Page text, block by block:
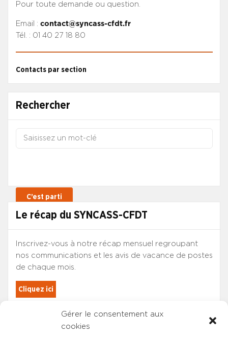
Gérer le consentement aux
cookies
Pour toute demande ou question.
Email : contact@syncass-cfdt.fr
Tél. : 01 40 27 18 80
Contacts par section
Rechercher
Le récap du SYNCASS-CFDT
Inscrivez-vous à notre récap mensuel regroupant
nos communications et les avis de vacance de postes
de chaque mois.
Cliquez ici
Les adhérents du SYNCASS-CFDT
sont automatiquement inscrits.